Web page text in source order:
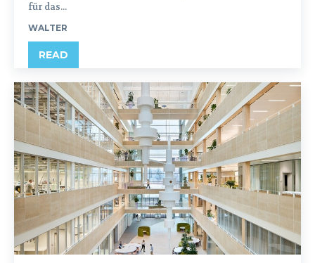
für das...
WALTER
READ